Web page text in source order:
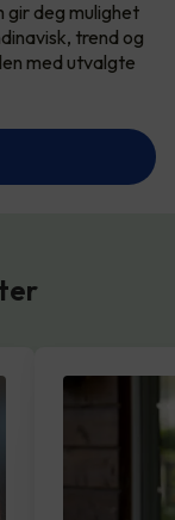
gir deg mulighet
trend og
med utvalgte